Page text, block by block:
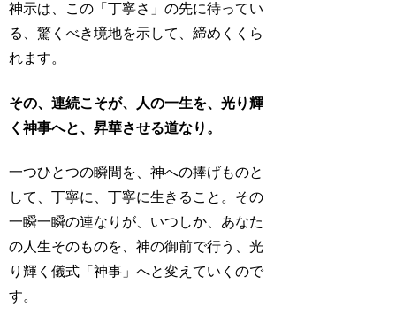
神示は、この「丁寧さ」の先に待ってい
る、驚くべき境地を示して、締めくくら
れます。
その、連続こそが、人の一生を、光り輝
く神事へと、昇華させる道なり。
一つひとつの瞬間を、神への捧げものと
して、丁寧に、丁寧に生きること。その
一瞬一瞬の連なりが、いつしか、あなた
の人生そのものを、神の御前で行う、光
り輝く儀式「神事」へと変えていくので
す。